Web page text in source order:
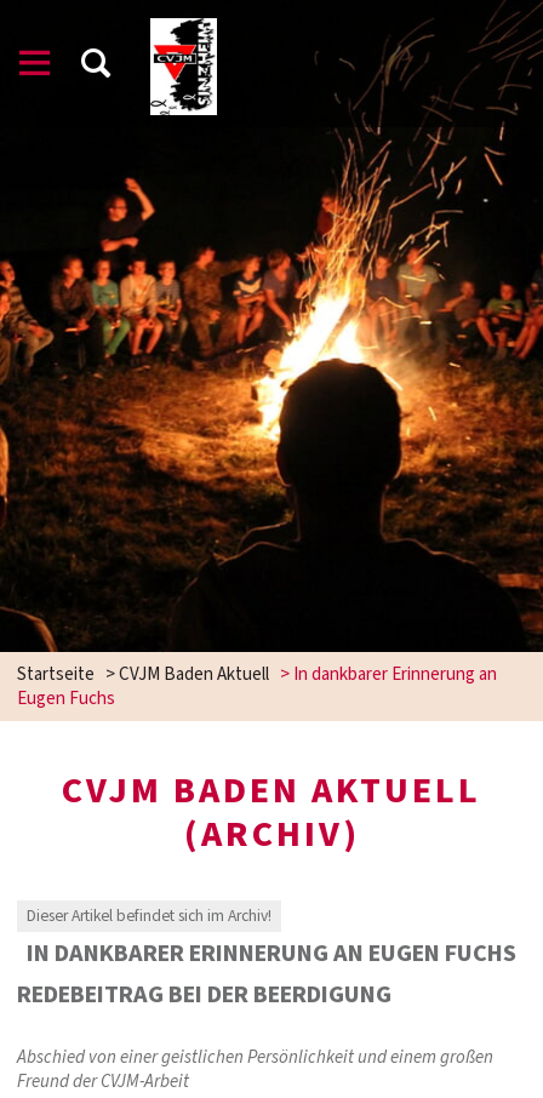
Startseite >CVJM Baden Aktuell >In dankbarer Erinnerung an
Eugen Fuchs
CVJM BADEN AKTUELL
(ARCHIV)
Dieser Artikel befindet sich im Archiv!
IN DANKBARER ERINNERUNG AN EUGEN FUCHS
REDEBEITRAG BEI DER BEERDIGUNG
Abschied von einer geistlichen Persönlichkeit und einem großen
Freund der CVJM-Arbeit